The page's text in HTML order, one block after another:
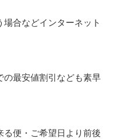
合などインターネット
の最安値割引なども素早
る便・ご希望日より前後